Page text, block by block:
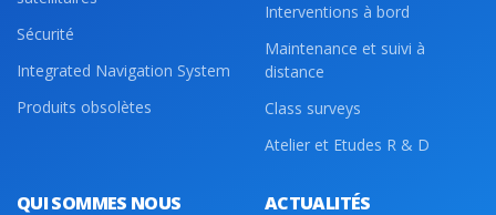
Sécurité
Integrated Navigation System
Produits obsolètes
Interventions à bord
Maintenance et suivi à
distance
Class surveys
Atelier et Etudes R & D
QUI SOMMES NOUS ACTUALITÉS